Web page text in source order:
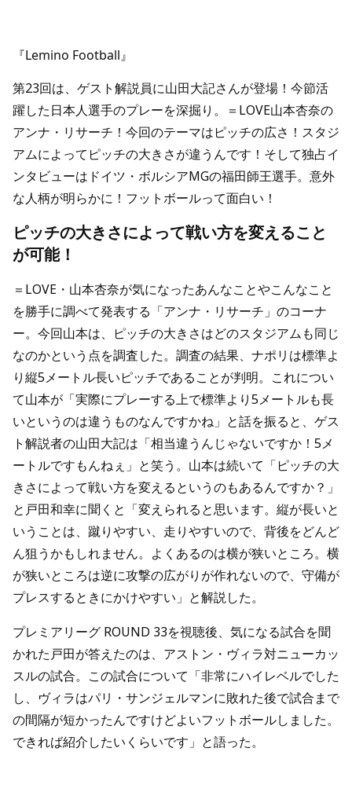
『Lemino Football』
第23回は、ゲスト解説員に山田大記さんが登場！今節活
躍した日本人選手のプレーを深掘り。＝LOVE山本杏奈の
アンナ・リサーチ！今回のテーマはピッチの広さ！スタジ
アムによってピッチの大きさが違うんです！そして独占イ
ンタビューはドイツ・ボルシアMGの福田師王選手。意外
な人柄が明らかに！フットボールって面白い！
ピッチの大きさによって戦い方を変えること
が可能！
＝LOVE・山本杏奈が気になったあんなことやこんなこと
を勝手に調べて発表する「アンナ・リサーチ」のコーナ
ー。今回山本は、ピッチの大きさはどのスタジアムも同じ
なのかという点を調査した。調査の結果、ナポリは標準よ
り縦5メートル長いピッチであることが判明。これについ
て山本が「実際にプレーする上で標準より5メートルも長
いというのは違うものなんですかね」と話を振ると、ゲス
ト解説者の山田大記は「相当違うんじゃないですか！5メ
ートルですもんねぇ」と笑う。山本は続いて「ピッチの大
きさによって戦い方を変えるというのもあるんですか？」
と戸田和幸に聞くと「変えられると思います。縦が長いと
いうことは、蹴りやすい、走りやすいので、背後をどんど
ん狙うかもしれません。よくあるのは横が狭いところ。横
が狭いところは逆に攻撃の広がりが作れないので、守備が
プレスするときにかけやすい」と解説した。
プレミアリーグ ROUND 33を視聴後、気になる試合を聞
かれた戸田が答えたのは、アストン・ヴィラ対ニューカッ
スルの試合。この試合について「非常にハイレベルでした
し、ヴィラはパリ・サンジェルマンに敗れた後で試合まで
の間隔が短かったんですけどよいフットボールしました。
できれば紹介したいくらいです」と語った。